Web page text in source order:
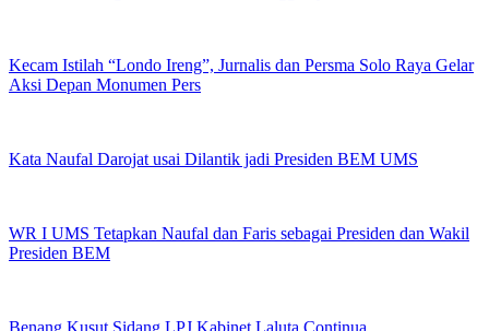
Kecam Istilah “Londo Ireng”, Jurnalis dan Persma Solo Raya Gelar
Aksi Depan Monumen Pers
Kata Naufal Darojat usai Dilantik jadi Presiden BEM UMS
WR I UMS Tetapkan Naufal dan Faris sebagai Presiden dan Wakil
Presiden BEM
Benang Kusut Sidang LPJ Kabinet Laluta Continua